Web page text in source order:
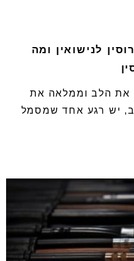
לנישואין ומה
את הלב וממלאה את
יש רגע אחד שמסמל